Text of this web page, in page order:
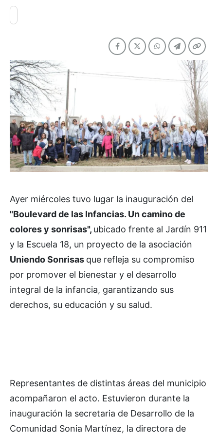
Ayer miércoles tuvo lugar la inauguración del
"Boulevard de las Infancias. Un camino de
colores y sonrisas", ubicado frente al Jardín 911
y la Escuela 18, un proyecto de la asociación
Uniendo Sonrisas que refleja su compromiso
por promover el bienestar y el desarrollo
integral de la infancia, garantizando sus
derechos, su educación y su salud.
Representantes de distintas áreas del municipio
acompañaron el acto. Estuvieron durante la
inauguración la secretaria de Desarrollo de la
Comunidad Sonia Martínez, la directora de